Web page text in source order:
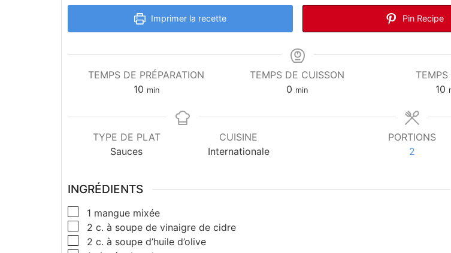
Imprimer la recette Pin Recipe
TEMPS DE PRÉPARATION
10 min
TEMPS DE CUISSON
0 min
10
TYPE DE PLAT
Sauces
CUISINE
Internationale
PORTIONS
2
INGRÉDIENTS
1 mangue mixée
2 c. à soupe de vinaigre de cidre
2 c. à soupe d’huile d’olive